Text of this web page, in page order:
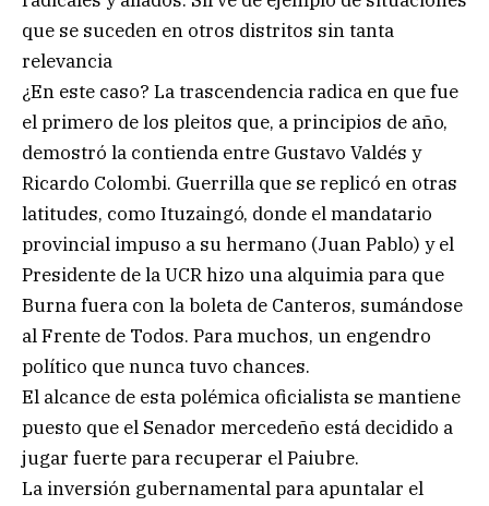
que se suceden en otros distritos sin tanta
relevancia
¿En este caso? La trascendencia radica en que fue
el primero de los pleitos que, a principios de año,
demostró la contienda entre Gustavo Valdés y
Ricardo Colombi. Guerrilla que se replicó en otras
latitudes, como Ituzaingó, donde el mandatario
provincial impuso a su hermano (Juan Pablo) y el
Presidente de la UCR hizo una alquimia para que
Burna fuera con la boleta de Canteros, sumándose
al Frente de Todos. Para muchos, un engendro
político que nunca tuvo chances.
El alcance de esta polémica oficialista se mantiene
puesto que el Senador mercedeño está decidido a
jugar fuerte para recuperar el Paiubre.
La inversión gubernamental para apuntalar el